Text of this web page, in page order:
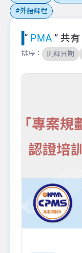
外語課程
“ PMA ” 共有
排序： 開課日期